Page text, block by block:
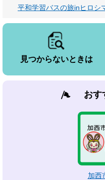
平和学習バスの旅inヒロシ
見つからないときは
おす
加西